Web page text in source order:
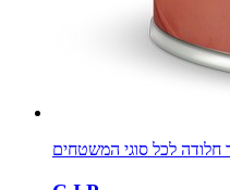
חלודה לכל סוגי המשטחים